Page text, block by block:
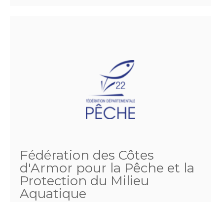
Fédération des Côtes
d'Armor pour la Pêche et la
Protection du Milieu
Aquatique